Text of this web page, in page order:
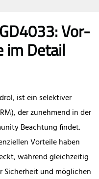
Vor-
im Detail
ist ein selektiver
der zunehmend in der
Beachtung findet.
Vorteile haben
während gleichzeitig
Sicherheit und möglichen